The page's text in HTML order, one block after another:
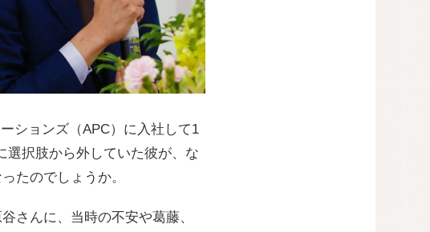
ションズ（APC）に入社して1
選択肢から外していた彼が、な
たのでしょうか。
さんに、当時の不安や葛藤、